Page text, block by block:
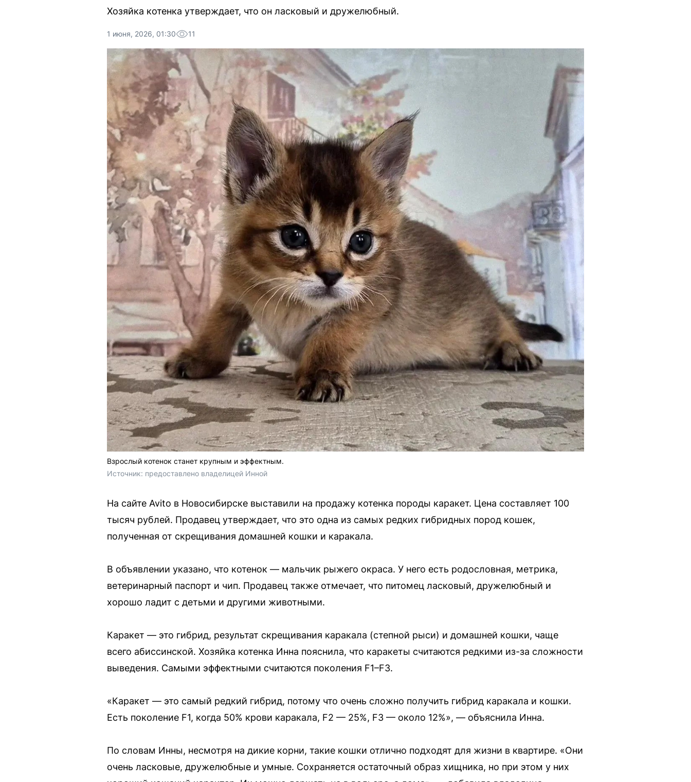
Хозяйка котенка утверждает, что он ласковый и дружелюбный.
1 июня, 2026, 01:30 11
Взрослый котенок станет крупным и эффектным.
Источник: предоставлено владелицей Инной
На сайте Avito в Новосибирске выставили на продажу котенка породы каракет. Цена составляет 100
тысяч рублей. Продавец утверждает, что это одна из самых редких гибридных пород кошек,
полученная от скрещивания домашней кошки и каракала.
В объявлении указано, что котенок — мальчик рыжего окраса. У него есть родословная, метрика,
ветеринарный паспорт и чип. Продавец также отмечает, что питомец ласковый, дружелюбный и
хорошо ладит с детьми и другими животными.
Каракет — это гибрид, результат скрещивания каракала (степной рыси) и домашней кошки, чаще
всего абиссинской. Хозяйка котенка Инна пояснила, что каракеты считаются редкими из-за сложности
выведения. Самыми эффектными считаются поколения F1–F3.
«Каракет — это самый редкий гибрид, потому что очень сложно получить гибрид каракала и кошки.
Есть поколение F1, когда 50% крови каракала, F2 — 25%, F3 — около 12%», — объяснила Инна.
По словам Инны, несмотря на дикие корни, такие кошки отлично подходят для жизни в квартире. «Они
очень ласковые, дружелюбные и умные. Сохраняется остаточный образ хищника, но при этом у них